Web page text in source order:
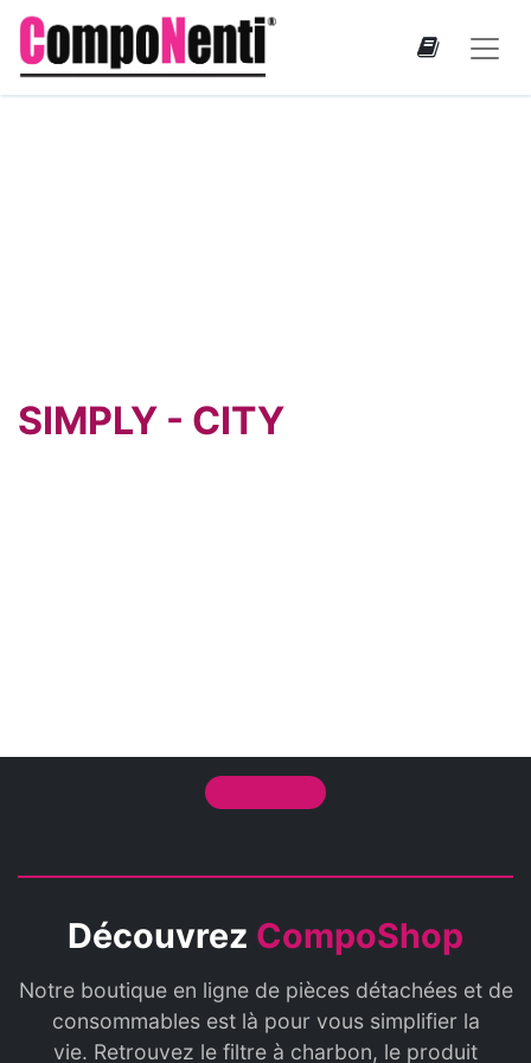
SIMPLY - CITY
Découvrez CompoShop
Notre boutique en ligne de pièces détachées et de
consommables est là pour vous simplifier la
vie. Retrouvez le filtre à charbon, le produit